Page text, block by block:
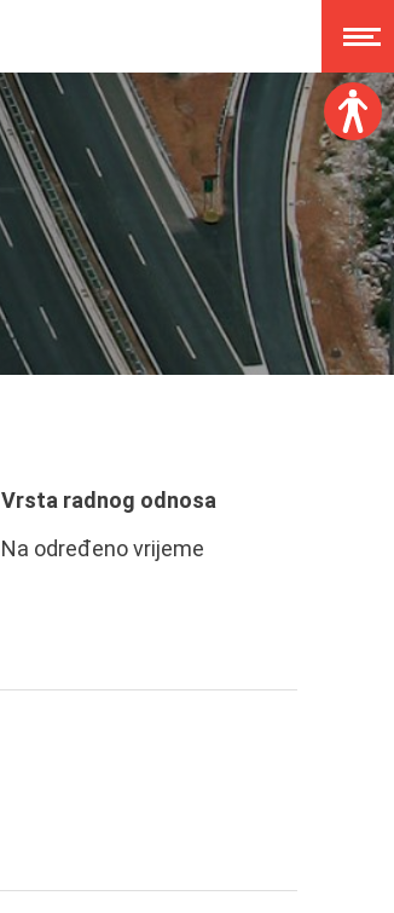
Veličina fonta:
A A A
Disleksija:
Kontrast:
Vrsta radnog odnosa
Na određeno vrijeme